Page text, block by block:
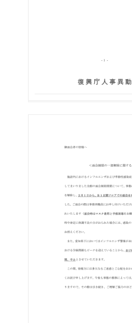
復 興 庁 人 事 異 動